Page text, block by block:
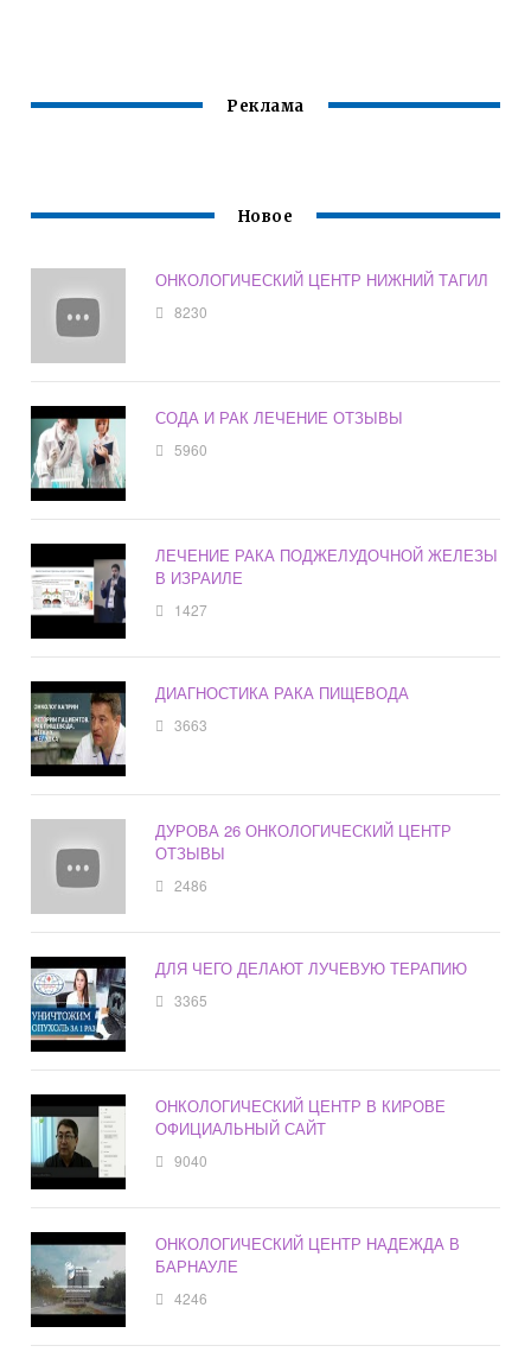
Реклама
Новое
ОНКОЛОГИЧЕСКИЙ ЦЕНТР НИЖНИЙ ТАГИЛ
8230
СОДА И РАК ЛЕЧЕНИЕ ОТЗЫВЫ
5960
ЛЕЧЕНИЕ РАКА ПОДЖЕЛУДОЧНОЙ ЖЕЛЕЗЫ
В ИЗРАИЛЕ
1427
ДИАГНОСТИКА РАКА ПИЩЕВОДА
3663
ДУРОВА 26 ОНКОЛОГИЧЕСКИЙ ЦЕНТР
ОТЗЫВЫ
2486
ДЛЯ ЧЕГО ДЕЛАЮТ ЛУЧЕВУЮ ТЕРАПИЮ
3365
ОНКОЛОГИЧЕСКИЙ ЦЕНТР В КИРОВЕ
ОФИЦИАЛЬНЫЙ САЙТ
9040
ОНКОЛОГИЧЕСКИЙ ЦЕНТР НАДЕЖДА В
БАРНАУЛЕ
4246